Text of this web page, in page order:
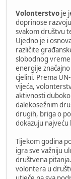
Volonterstvo je
doprinose
svakom društvu
Ujedno je i
različite
slobodnog
energije
cjelini. Prema
vijeća,
aktivnosti
dalekosežnim
drugih, briga o
dokazuju
Tijekom godina
igra sve važniju
društvena
volontera u